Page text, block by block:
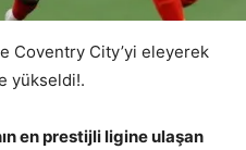
Coventry City’yi eleyerek
yükseldi!.
en prestijli ligine ulaşan